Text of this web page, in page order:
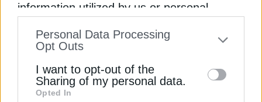
information utilized by us or personal
to your opt-out. You may separately opt-out
information by third parties on the IAB’s list
of downstream participants. This
Personal Data Processing
Opt Outs
I want to opt-out of the
Sharing of my personal data.
Opted In
«Η σημερινή απόφαση 45 Δήμων είναι η πρώτη
μεγάλη ρωγμή στο ενεργειακό κατεστημένο της
χώρας», τόνισε ο Χάρης Δούκας
Newsroom 11 Απριλίου 2025
Εγγραφή στο Newsletter